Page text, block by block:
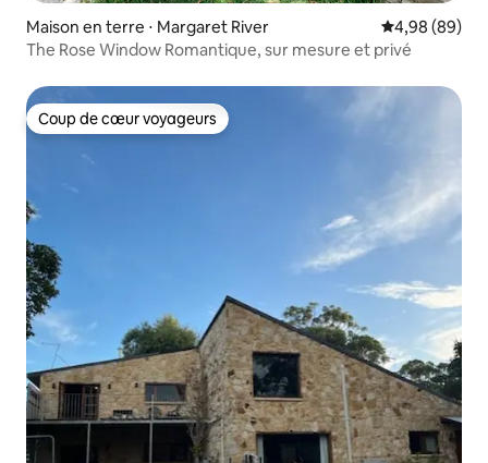
Maison en terre ⋅ Margaret River Évaluation
4,98 (89)
The Rose Window Romantique, sur mesure et privé
Coup de cœur voyageurs
Coup de cœur voyageurs